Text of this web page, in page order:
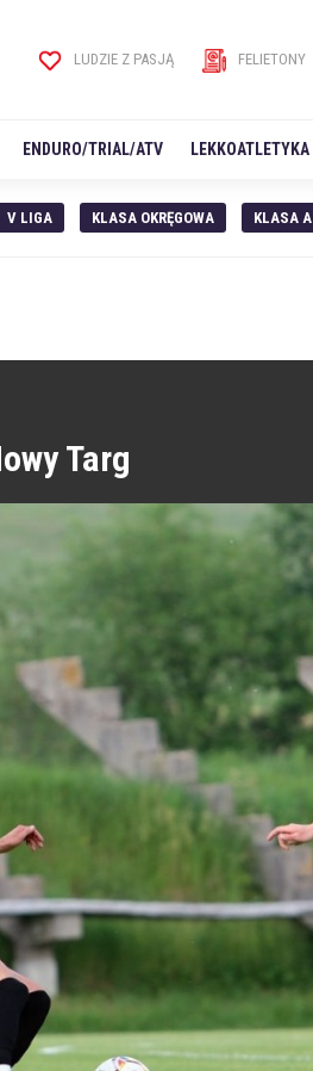
LUDZIE Z PASJĄ FELIETONY
ENDURO/TRIAL/ATV LEKKOATLETYKA
V LIGA KLASA OKRĘGOWA KLASA A
Targ